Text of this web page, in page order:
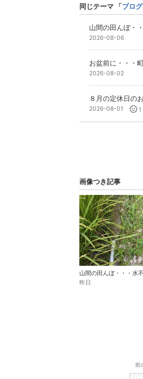
同じテーマ 「ブログ
山間の田んぼ・
2026-08-06
お盆前に・・・
2026-08-02
８月の定休日の
2026-08-01 1
画像つき記事
昨日
前